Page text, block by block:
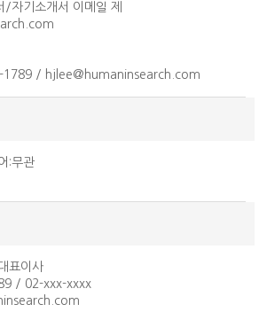
자기소개서 이메일 제
1789 / hjlee@humaninsearch.com
:무관
표이사
/ 02-xxx-xxxx